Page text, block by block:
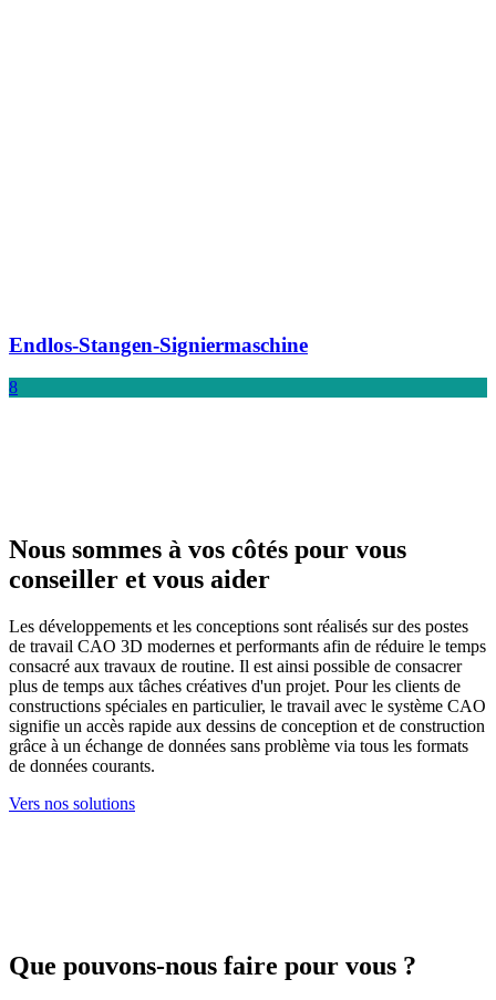
Endlos-Stangen-Signiermaschine
8
Nous sommes à vos côtés pour vous
conseiller et vous aider
Les développements et les conceptions sont réalisés sur des postes
de travail CAO 3D modernes et performants afin de réduire le temps
consacré aux travaux de routine. Il est ainsi possible de consacrer
plus de temps aux tâches créatives d'un projet. Pour les clients de
constructions spéciales en particulier, le travail avec le système CAO
signifie un accès rapide aux dessins de conception et de construction
grâce à un échange de données sans problème via tous les formats
de données courants.
Vers nos solutions
Que pouvons-nous faire pour vous ?